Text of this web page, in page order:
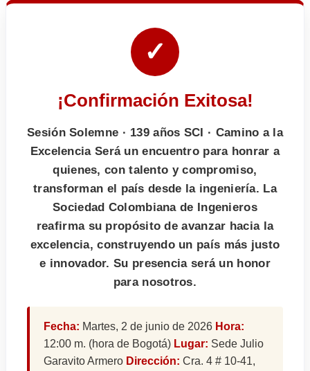
✓
¡Confirmación Exitosa!
Sesión Solemne · 139 años SCI · Camino a la
Excelencia Será un encuentro para honrar a
quienes, con talento y compromiso,
transforman el país desde la ingeniería. La
Sociedad Colombiana de Ingenieros
reafirma su propósito de avanzar hacia la
excelencia, construyendo un país más justo
e innovador. Su presencia será un honor
para nosotros.
Fecha: Martes, 2 de junio de 2026 Hora:
12:00 m. (hora de Bogotá) Lugar: Sede Julio
Garavito Armero Dirección: Cra. 4 # 10-41,